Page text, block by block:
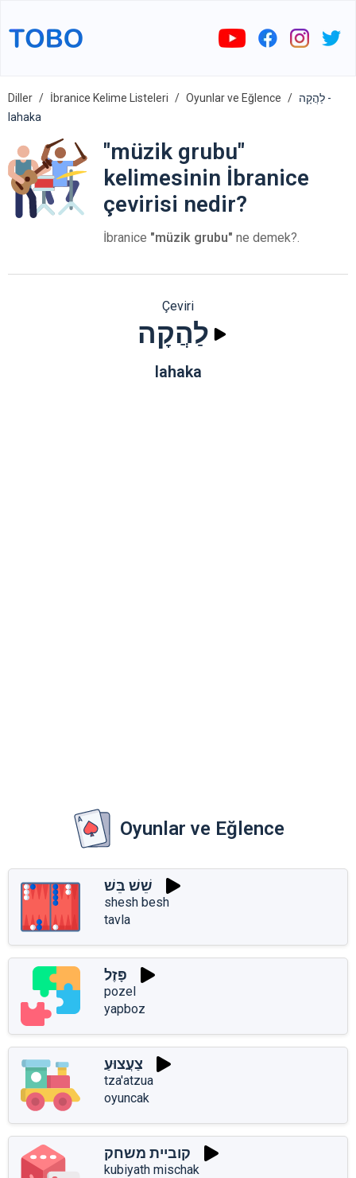
Diller İbranice Kelime Listeleri Oyunlar ve Eğlence
לַהֲקָה -
lahaka
"müzik grubu"
kelimesinin İbranice
çevirisi nedir?
İbranice "müzik grubu" ne demek?.
Çeviri
לַהֲקָה
lahaka
Oyunlar ve Eğlence
שֵׁשׁ בֵּשׁ
shesh besh
tavla
פָּזֶל
pozel
yapboz
צַעֲצוּעַ
tza'atzua
oyuncak
קוביית משחק
kubiyath mischak